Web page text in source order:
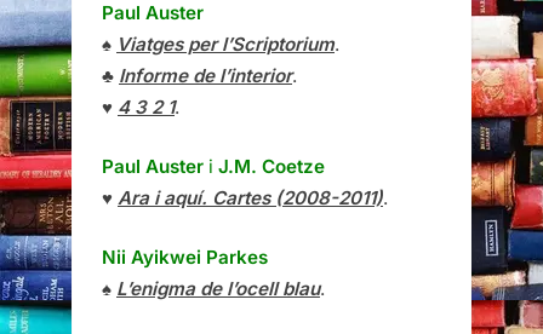
Paul Auster
♠ Viatges per l’Scriptorium.
♣ Informe de l’interior.
♥ 4 3 2 1.
Paul Auster i J.M. Coetze
♥ Ara i aquí. Cartes (2008-2011).
Nii Ayikwei Parkes
♠ L’enigma de l’ocell blau.